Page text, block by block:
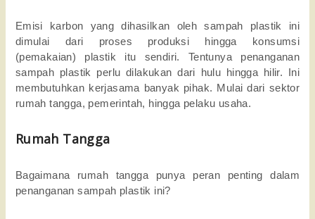
Emisi karbon yang dihasilkan oleh sampah plastik ini
dimulai dari proses produksi hingga konsumsi
(pemakaian) plastik itu sendiri. Tentunya penanganan
sampah plastik perlu dilakukan dari hulu hingga hilir. Ini
membutuhkan kerjasama banyak pihak. Mulai dari sektor
rumah tangga, pemerintah, hingga pelaku usaha.
Rumah Tangga
Bagaimana rumah tangga punya peran penting dalam
penanganan sampah plastik ini?